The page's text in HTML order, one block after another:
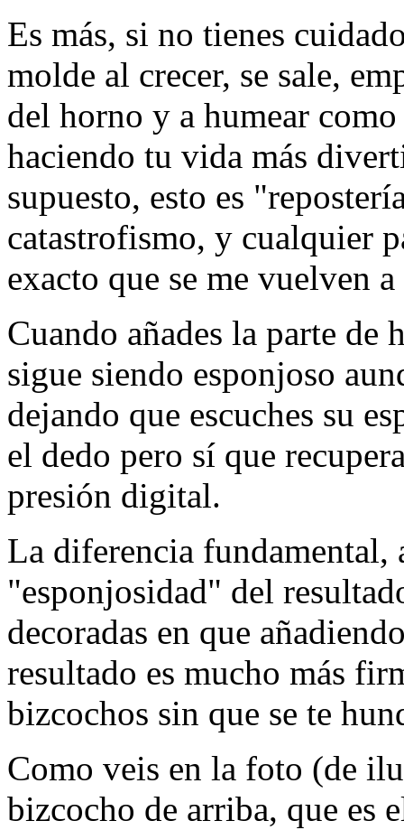
Es más, si no tienes
molde al crecer, se sale,
del horno y a humear
haciendo tu vida más
supuesto, esto es
catastrofismo, y cualquier
exacto que se me vuelven
Cuando añades la parte
sigue siendo esponjoso
dejando que escuches su
el dedo pero sí que
presión digital.
La diferencia fundamental,
"esponjosidad" del
decoradas en que
resultado es mucho más
bizcochos sin que se te
Como veis en la foto (de
bizcocho de arriba, que es